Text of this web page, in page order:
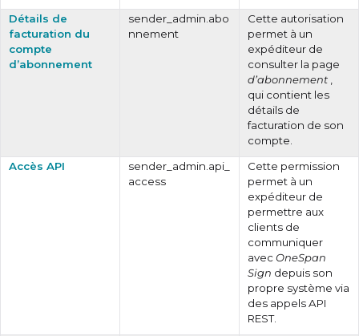
Détails de
facturation du
compte
d’abonnement
sender_admin.abo
nnement
Cette autorisation
permet à un
expéditeur de
consulter la page
d’abonnement
qui contient les
détails de
facturation de son
compte.
Accès API
sender_admin.api_
access
Cette permission
permet à un
expéditeur de
permettre aux
clients de
communiquer
avecOneSpan
Sign depuis son
propre système via
des appels API
REST.